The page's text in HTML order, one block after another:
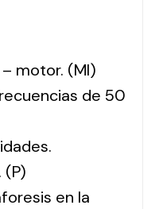
– motor. (MI)
de 50
(P)
en la